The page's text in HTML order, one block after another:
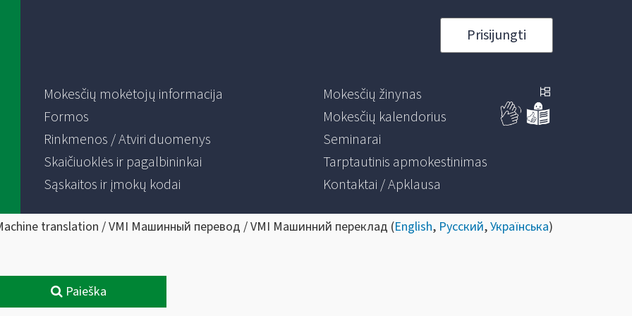
Prisijungti
Mokesčių mokėtojų informacija
Formos
Rinkmenos / Atviri duomenys
Skaičiuoklės ir pagalbininkai
Sąskaitos ir įmokų kodai
Mokesčių žinynas
Mokesčių kalendorius
Seminarai
Tarptautinis apmokestinimas
Kontaktai / Apklausa
translation / VMI Машинный перевод / VMI Машинний переклад (English, Русский,Українська)
Paieška